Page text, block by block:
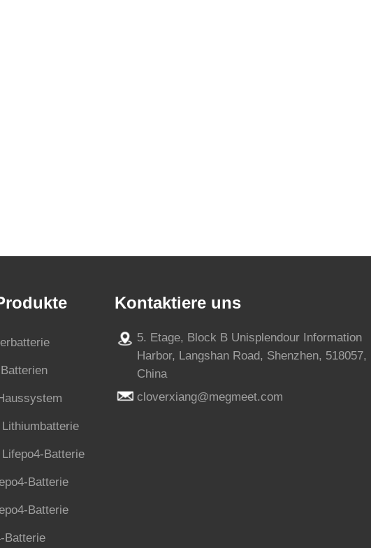
Batterie
Batterie
Batterie
Batterie
Kontaktiere uns
5. Etage, Block B Unisplendour Information
Harbor, Langshan Road, Shenzhen, 518057,
China
cloverxiang@megmeet.com